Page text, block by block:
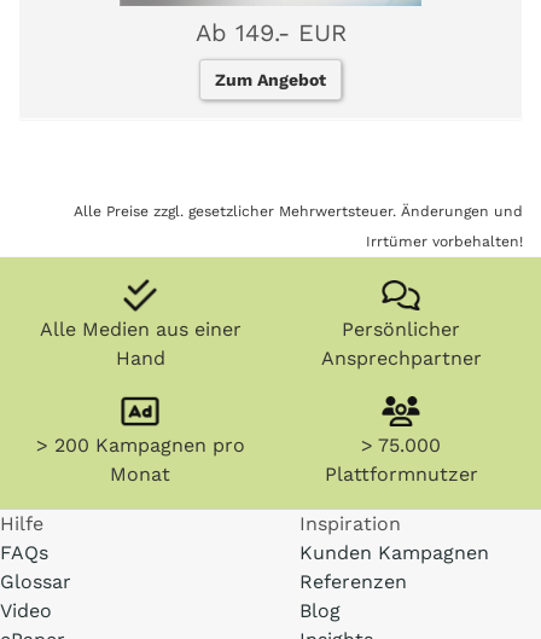
Ab 149.- EUR
Zum Angebot
Alle Preise zzgl. gesetzlicher Mehrwertsteuer. Änderungen und
Irrtümer vorbehalten!
Alle Medien aus einer
Hand
Persönlicher
Ansprechpartner
> 200 Kampagnen pro
Monat
> 75.000
Plattformnutzer
Hilfe
FAQs
Glossar
Video
Inspiration
Kunden Kampagnen
Referenzen
Blog